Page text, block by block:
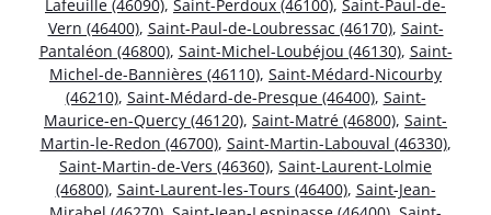
Lafeuille (46090), Saint-Perdoux (46100), Saint-Paul-de-
Vern (46400), Saint-Paul-de-Loubressac (46170), Saint-
Pantaléon (46800), Saint-Michel-Loubéjou (46130), Saint-
Michel-de-Bannières (46110), Saint-Médard-Nicourby
(46210), Saint-Médard-de-Presque (46400), Saint-
Maurice-en-Quercy (46120), Saint-Matré (46800), Saint-
Martin-le-Redon (46700), Saint-Martin-Labouval (46330),
Saint-Martin-de-Vers (46360), Saint-Laurent-Lolmie
(46800), Saint-Laurent-les-Tours (46400), Saint-Jean-